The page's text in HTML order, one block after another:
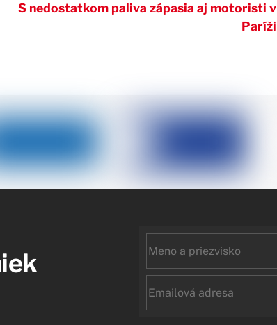
S nedostatkom paliva zápasia aj motoristi v
Paríži
name